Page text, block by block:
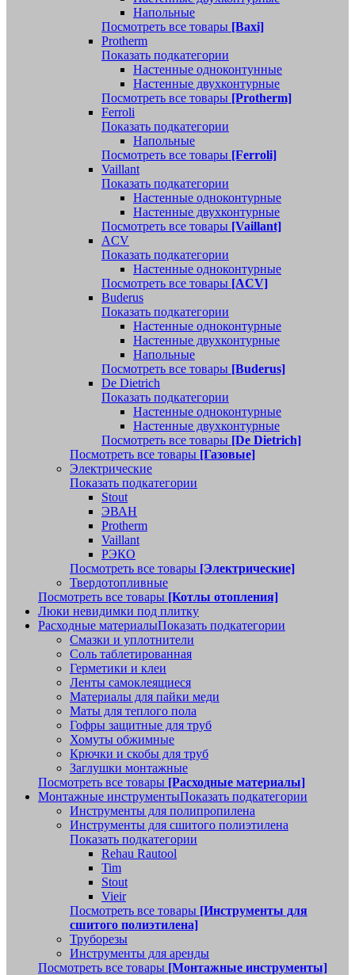
Напольные
Посмотреть все товары [Baxi]
Protherm
Показать подкатегории
Настенные одноконтунные
Настенные двухконтурные
Посмотреть все товары [Protherm]
Ferroli
Показать подкатегории
Напольные
Посмотреть все товары [Ferroli]
Vaillant
Показать подкатегории
Настенные одноконтурные
Настенные двухконтурные
Посмотреть все товары [Vaillant]
ACV
Показать подкатегории
Настенные одноконтурные
Посмотреть все товары [ACV]
Buderus
Показать подкатегории
Настенные одноконтурные
Настенные двухконтурные
Напольные
Посмотреть все товары [Buderus]
De Dietrich
Показать подкатегории
Настенные одноконтурные
Настенные двухконтурные
Посмотреть все товары [De Dietrich]
Посмотреть все товары [Газовые]
Электрические
Показать подкатегории
Stout
ЭВАН
Protherm
Vaillant
РЭКО
Посмотреть все товары [Электрические]
Твердотопливные
Посмотреть все товары [Котлы отопления]
Люки невидимки под плитку
Расходные материалыПоказать подкатегории
Смазки и уплотнители
Соль таблетированная
Герметики и клеи
Ленты самоклеящиеся
Материалы для пайки меди
Маты для теплого пола
Гофры защитные для труб
Хомуты обжимные
Крючки и скобы для труб
Заглушки монтажные
Посмотреть все товары [Расходные материалы]
Монтажные инструментыПоказать подкатегории
Инструменты для полипропилена
Инструменты для сшитого полиэтилена
Показать подкатегории
Rehau Rautool
Tim
Stout
Vieir
Посмотреть все товары [Инструменты для
сшитого полиэтилена]
Труборезы
Инструменты для аренды
Посмотреть все товары [Монтажные инструменты]